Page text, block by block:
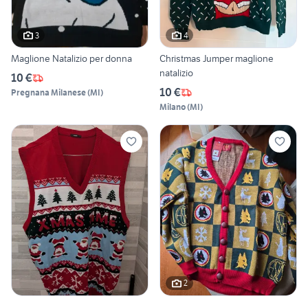
3
Maglione Natalizio per donna
10 €
Pregnana Milanese(MI)
4
Christmas Jumper maglione
natalizio
10 €
Milano(MI)
2